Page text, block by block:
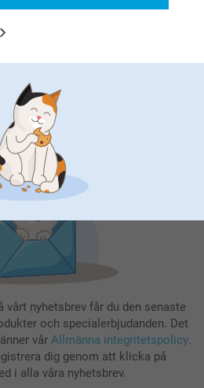
till vårt nyhetsbrev
vårt nyhetsbrev får du den senaste
och specialerbjudanden. Det
vår Allmänna integritetspolicy.
dig genom att klicka på
i alla våra nyhetsbrev.